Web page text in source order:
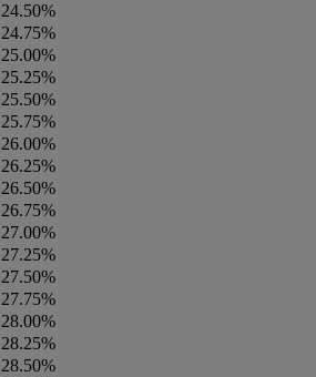
24.50%
24.75%
25.00%
25.25%
25.50%
25.75%
26.00%
26.25%
26.50%
26.75%
27.00%
27.25%
27.50%
27.75%
28.00%
28.25%
28.50%